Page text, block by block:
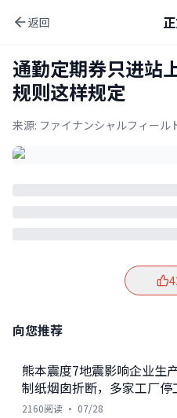
返回
通勤定期券只进站
规则这样规定
来源: ファイナンシャルフィール
向您推荐
熊本震度7地震影响企业生
制纸烟囱折断，多家工厂停
2160阅读 · 07/28